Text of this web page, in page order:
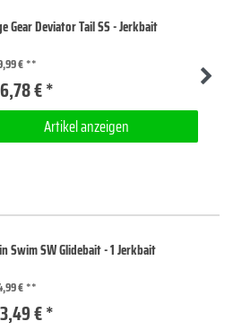
Gear Deviator Tail SS - Jerkbait
€
€ *
Artikel anzeigen
Swim SW Glidebait - 1 Jerkbait
€
€ *